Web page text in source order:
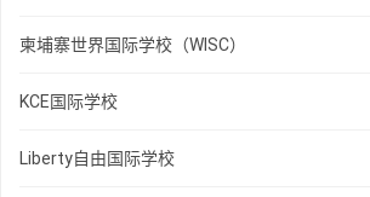
柬埔寨世界国际学校（WISC）
KCE国际学校
Liberty自由国际学校